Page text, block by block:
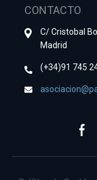
CONTACTO
C/ Cristobal
Madrid
(+34)91 745